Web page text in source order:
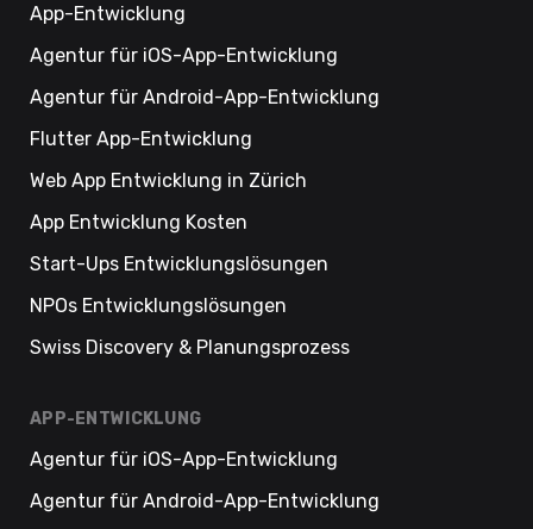
App-Entwicklung
Agentur für iOS-App-Entwicklung
Agentur für Android-App-Entwicklung
Flutter App-Entwicklung
Web App Entwicklung in Zürich
App Entwicklung Kosten
Start-Ups Entwicklungslösungen
NPOs Entwicklungslösungen
Swiss Discovery & Planungsprozess
APP-ENTWICKLUNG
Agentur für iOS-App-Entwicklung
Agentur für Android-App-Entwicklung